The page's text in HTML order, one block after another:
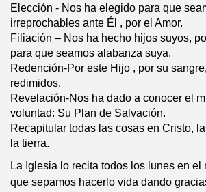
Elección - Nos ha elegido para que
irreprochables ante Él , por el Amor.
Filiación – Nos ha hecho hijos suyos,
para que seamos alabanza suya.
Redención-Por este Hijo , por su
redimidos.
Revelación-Nos ha dado a conocer el
voluntad: Su Plan de Salvación.
Recapitular todas las cosas en Cristo,
la tierra.
La Iglesia lo recita todos los lunes en el
que sepamos hacerlo vida dando